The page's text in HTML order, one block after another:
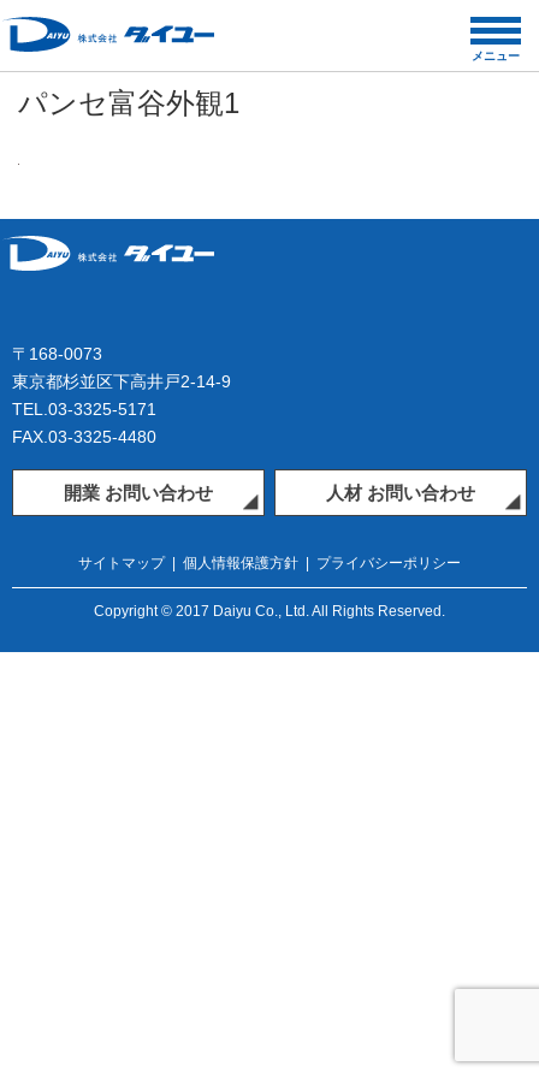
コ
テ
キ
ッ
プ
メニュー
パンセ富谷外観1
〒168-0073
東京都杉並区下高井戸2-14-9
TEL.03-3325-5171
FAX.03-3325-4480
開業 お問い合わせ 人材 お問い合わせ
サイトマップ| 個人情報保護方針 | プライバシーポリシー
Copyright © 2017 Daiyu Co., Ltd. All Rights Reserved.